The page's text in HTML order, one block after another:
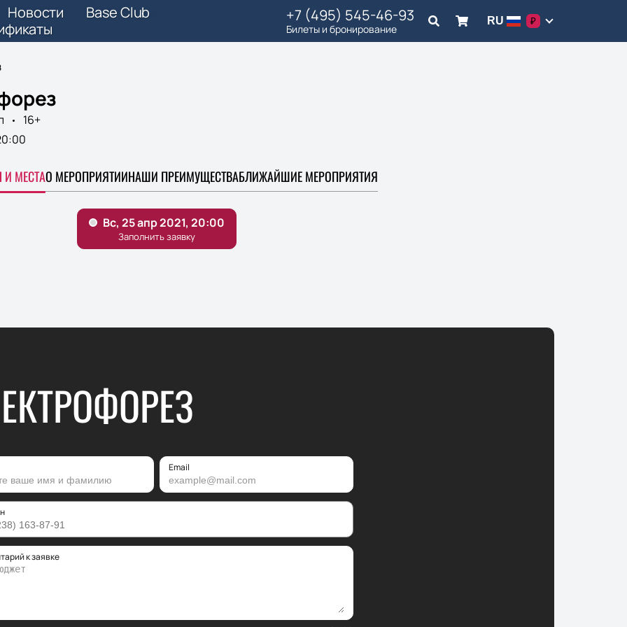
Новости
Base Club
+7 (495) 545-46-93
Билеты и бронирование
RU ₽
16+
МЕСТАО МЕРОПРИЯТИИНАШИ ПРЕИМУЩЕСТВАБЛИЖАЙШИЕ МЕРОПРИЯТИЯ
Email
к заявке